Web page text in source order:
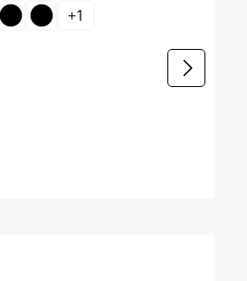
+1